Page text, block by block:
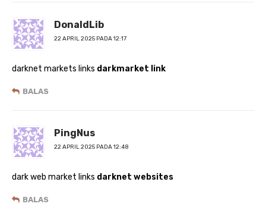
DonaldLib
22 APRIL 2025 PADA 12:17
darknet markets links darkmarket link
BALAS
PingNus
22 APRIL 2025 PADA 12:48
dark web market links darknet websites
BALAS